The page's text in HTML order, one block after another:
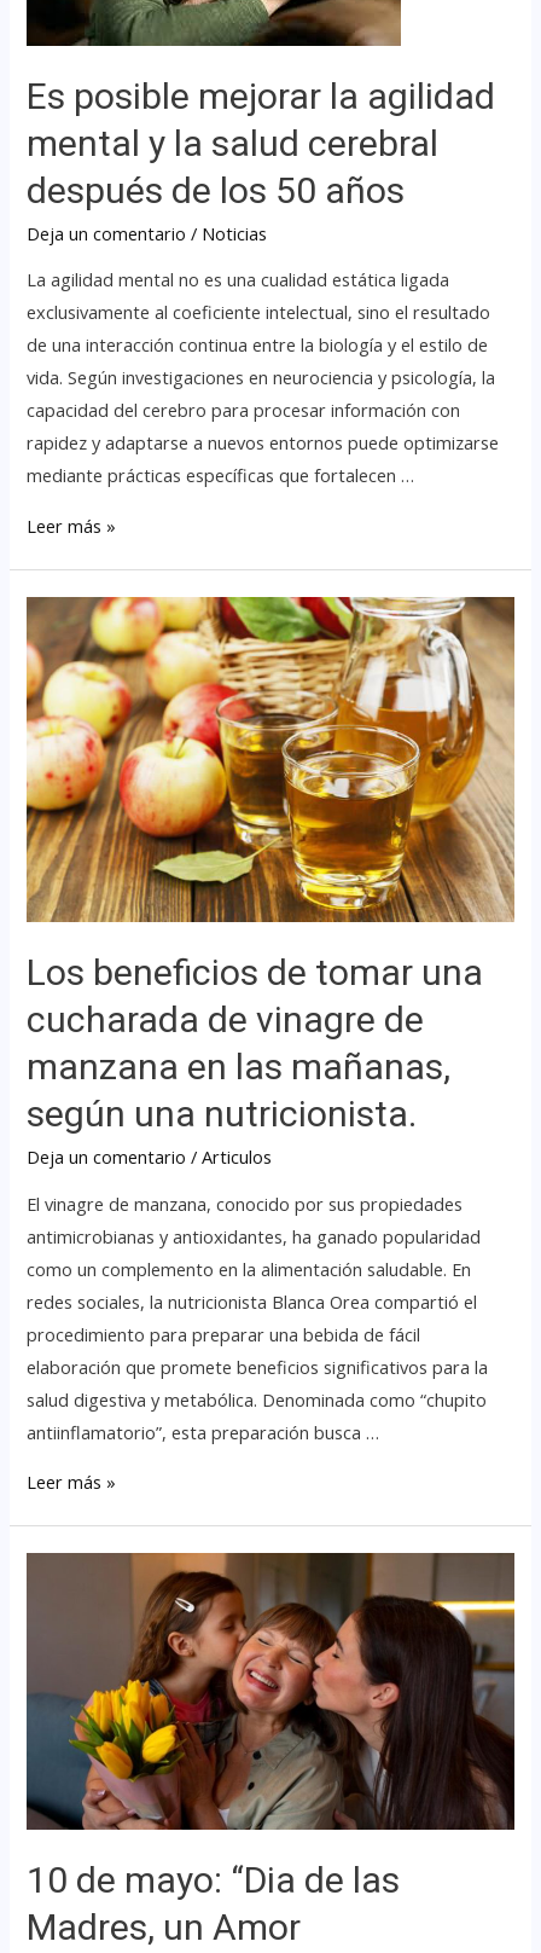
Es posible mejorar la agilidad
mental y la salud cerebral
después de los 50 años
Deja un comentario / Noticias
La agilidad mental no es una cualidad estática ligada
exclusivamente al coeficiente intelectual, sino el resultado
de una interacción continua entre la biología y el estilo de
vida. Según investigaciones en neurociencia y psicología, la
capacidad del cerebro para procesar información con
rapidez y adaptarse a nuevos entornos puede optimizarse
mediante prácticas específicas que fortalecen …
Leer más »
Los beneficios de tomar una
cucharada de vinagre de
manzana en las mañanas,
según una nutricionista.
Deja un comentario /Articulos
El vinagre de manzana, conocido por sus propiedades
antimicrobianas y antioxidantes, ha ganado popularidad
como un complemento en la alimentación saludable. En
redes sociales, la nutricionista Blanca Orea compartió el
procedimiento para preparar una bebida de fácil
elaboración que promete beneficios significativos para la
salud digestiva y metabólica. Denominada como “chupito
antiinflamatorio”, esta preparación busca …
Leer más »
10 de mayo: “Dia de las
Madres, un Amor